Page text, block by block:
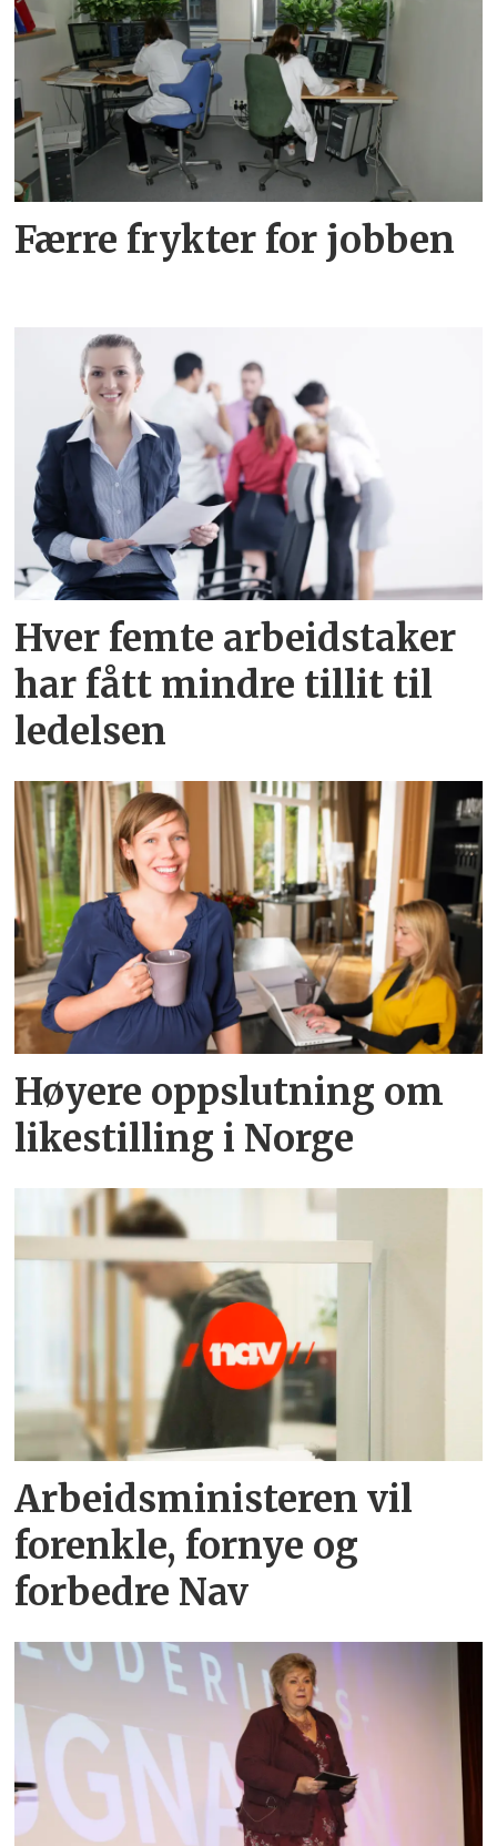
Færre frykter for jobben
Hver femte arbeidstaker
har fått mindre tillit til
ledelsen
Høyere oppslutning om
likestilling i Norge
Arbeidsministeren vil
forenkle, fornye og
forbedre Nav